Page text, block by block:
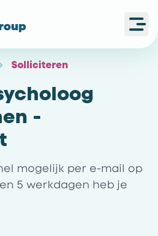
Solliciteren
-
mogelijk per e-mail op
5 werkdagen heb je